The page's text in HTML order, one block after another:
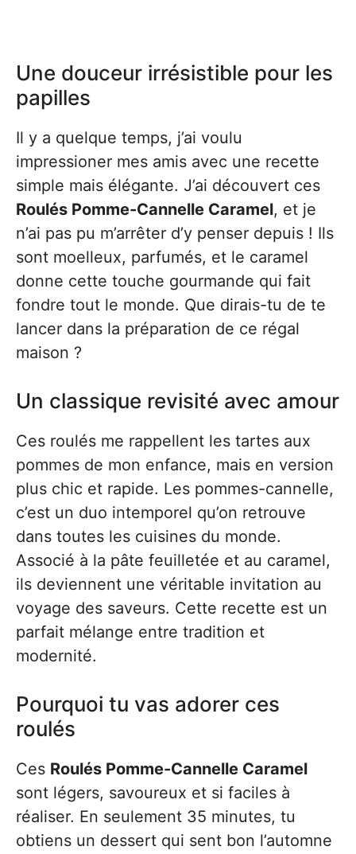
Une douceur irrésistible pour les
papilles
Il y a quelque temps, j’ai voulu
impressioner mes amis avec une recette
simple mais élégante. J’ai découvert ces
Roulés Pomme-Cannelle Caramel, et je
n’ai pas pu m’arrêter d’y penser depuis ! Ils
sont moelleux, parfumés, et le caramel
donne cette touche gourmande qui fait
fondre tout le monde. Que dirais-tu de te
lancer dans la préparation de ce régal
maison ?
Un classique revisité avec amour
Ces roulés me rappellent les tartes aux
pommes de mon enfance, mais en version
plus chic et rapide. Les pommes-cannelle,
c’est un duo intemporel qu’on retrouve
dans toutes les cuisines du monde.
Associé à la pâte feuilletée et au caramel,
ils deviennent une véritable invitation au
voyage des saveurs. Cette recette est un
parfait mélange entre tradition et
modernité.
Pourquoi tu vas adorer ces
roulés
Ces Roulés Pomme-Cannelle Caramel
sont légers, savoureux et si faciles à
réaliser. En seulement 35 minutes, tu
obtiens un dessert qui sent bon l’automne